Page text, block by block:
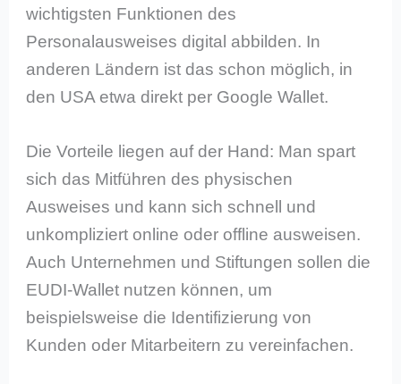
wichtigsten Funktionen des
Personalausweises digital abbilden. In
anderen Ländern ist das schon möglich, in
den USA etwa direkt per Google Wallet.
Die Vorteile liegen auf der Hand: Man spart
sich das Mitführen des physischen
Ausweises und kann sich schnell und
unkompliziert online oder offline ausweisen.
Auch Unternehmen und Stiftungen sollen die
EUDI-Wallet nutzen können, um
beispielsweise die Identifizierung von
Kunden oder Mitarbeitern zu vereinfachen.